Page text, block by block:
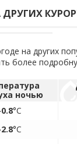
ДРУГИХ
на других
более
ночью
°C
°C